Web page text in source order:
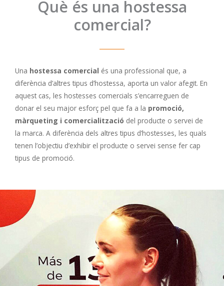
Què és una hostessa
comercial?
Una hostessa comercial és una professional que, a
diferència d’altres tipus d’hostessa, aporta un valor afegit. En
aquest cas, les hostesses comercials s’encarreguen de
donar el seu major esforç pel que fa a la promoció,
màrqueting i comercialització del producte o servei de
la marca. A diferència dels altres tipus d’hostesses, les quals
tenen l’objectiu d’exhibir el producte o servei sense fer cap
tipus de promoció.